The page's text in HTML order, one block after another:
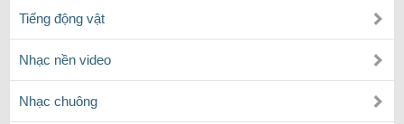
Tiếng động vật
Nhạc nền video
Nhạc chuông